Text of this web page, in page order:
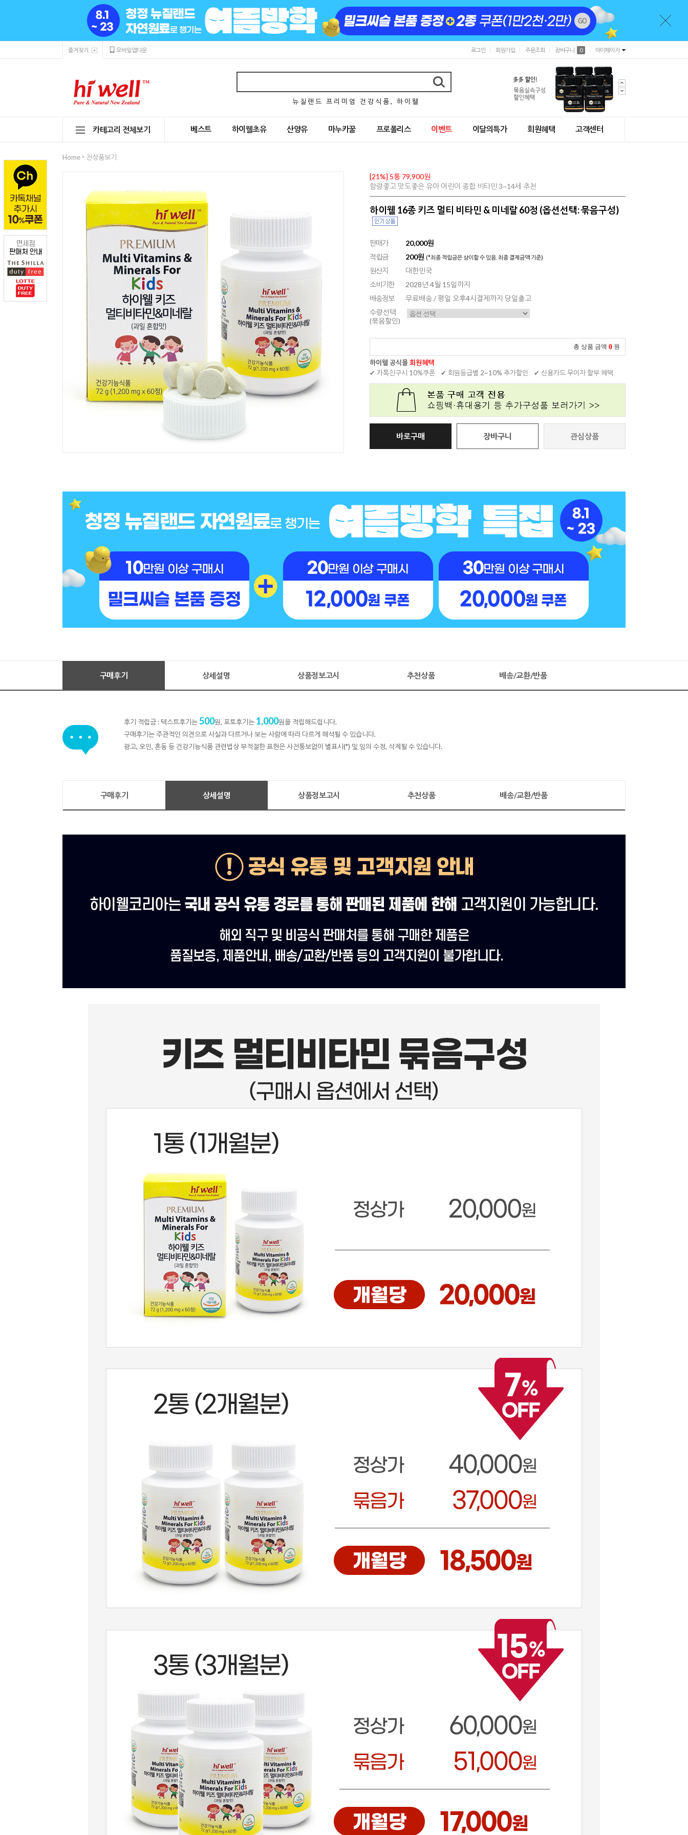
즐겨찾기 모바일앱다운 로그인 회원가입 주문조회 장바구니 0 마이페이지
뉴 질 랜 드 프 리 미 엄 건 강 식 품 , 하 이 웰
카테고리 전체보기 베스트 하이웰초유 산양유 마누카꿀 프로폴리스 이벤트 이달의특가 회원혜택 고객센터
Home > 전상품보기
[21%] 5통 79,900원
함량좋고 맛도좋은 유아 어린이 종합 비타민 3~14세 추천
하이웰 16종 키즈 멀티 비타민 & 미네랄 60정 (옵션선택: 묶음구성)
판매가
20,000원
적립금
200원 (*최종 적립금은 상이할 수 있음. 최종 결제금액 기준)
원산지
대한민국
소비기한
2028년 4월 15일까지
배송정보
무료배송 / 평일 오후4시결제까지 당일출고
수량선택
(묶음할인)
총 상품 금액 0 원
하이웰 공식몰회원혜택
✔ 카톡친구시 10%쿠폰
✔ 회원등급별 2~10% 추가할인 ✔ 신용카드 무이자 할부 혜택
바로구매 장바구니 관심상품
구매후기 상세설명 상품정보고시 추천상품 배송/교환/반품
후기 적립금 : 텍스트후기는500원, 포토후기는 1,000원을 적립해드립니다.
구매후기는 주관적인 의견으로 사실과 다르거나 보는 사람에 따라 다르게 해석될 수 있습니다.
광고, 오인, 혼동 등 건강기능식품 관련법상 부적절한 표현은 사전통보없이 별표시(*) 및 임의 수정, 삭제될 수 있습니다.
구매후기 상세설명 상품정보고시 추천상품 배송/교환/반품